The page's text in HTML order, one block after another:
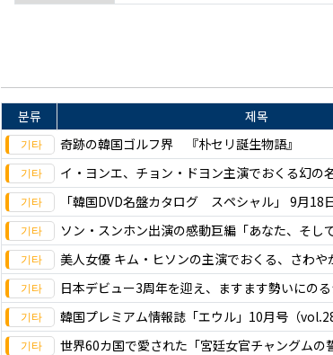
분류 제목
奇跡の韓国ゴルフ界 『朴セリ誕生物語』
イ・ヨンエ、チョン・ドヨン主演でおくる幻の
「韓国DVD名盤カタログ スペシャル」 9月18
ソン・スンホン出演の感動巨編「あなた、そし
美人女優 キム・ヒソンの主演でおくる、さわや
日本デビュー3周年を迎え、ますます勢いにの
韓国プレミアム情報誌「エウル」10月号（
世界60カ国で愛された「宮廷女官チャングムの